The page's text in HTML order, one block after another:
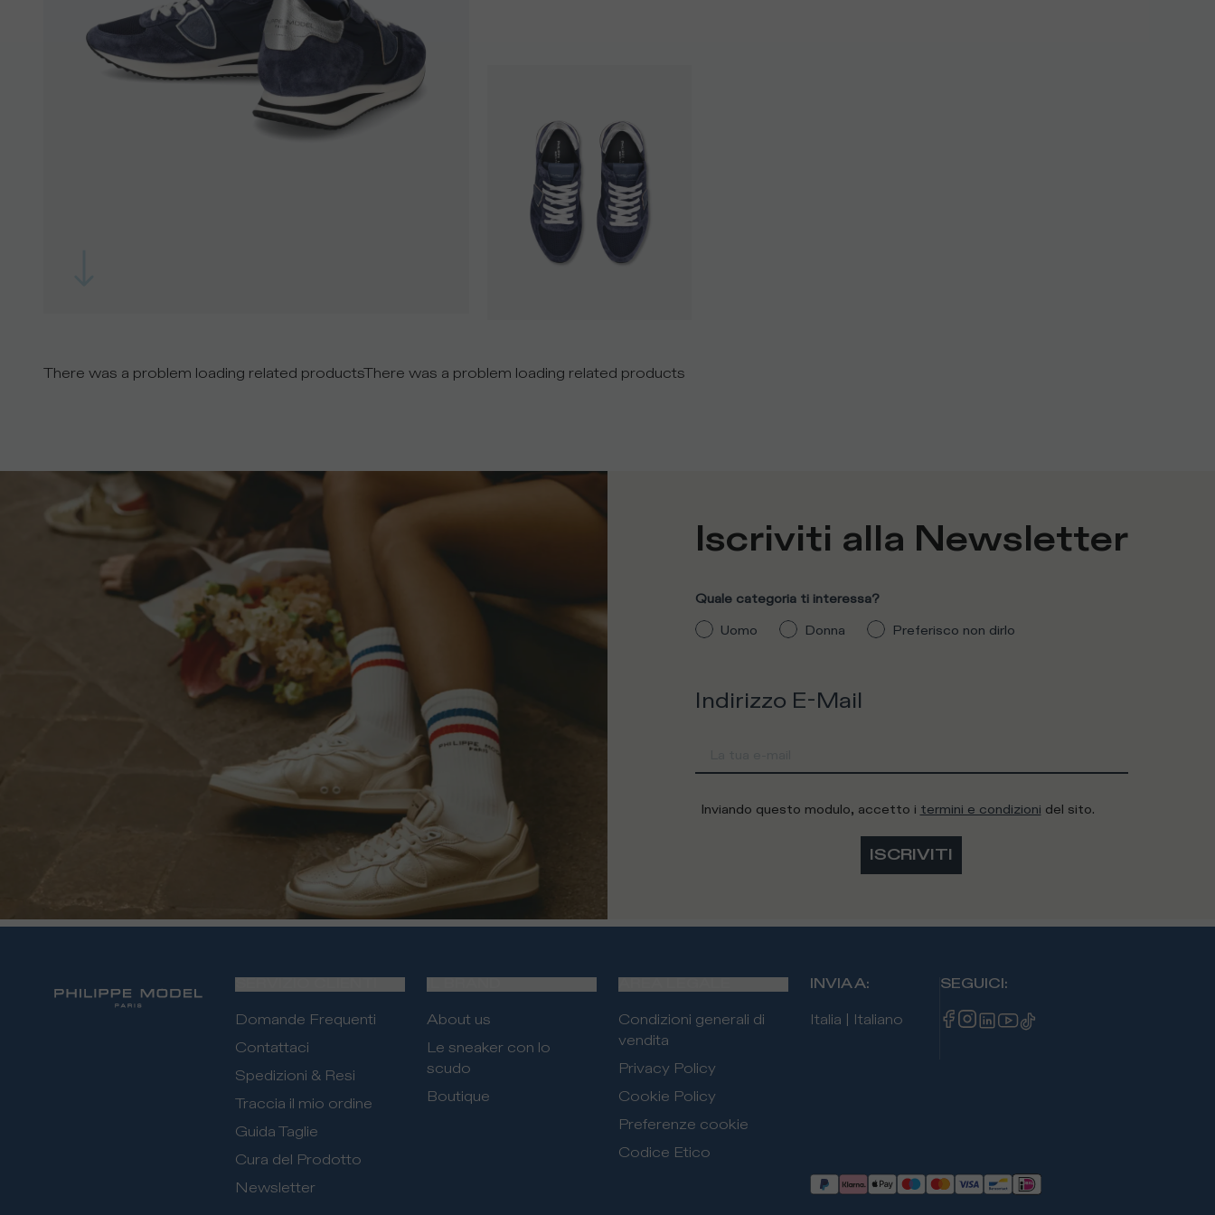
There was a problem loading related productsThere was a problem loading related products
Iscriviti alla Newsletter
Quale categoria ti interessa?
Uomo
Donna Preferisco non dirlo
Indirizzo E-Mail
Inviando questo modulo, accetto i termini e condizioni del sito.
ISCRIVITI
Domande Frequenti
Contattaci
Spedizioni & Resi
Traccia il mio ordine
Guida Taglie
Cura del Prodotto
Newsletter
About us
Le sneaker con lo
scudo
Boutique
Condizioni generali di
vendita
Privacy Policy
Cookie Policy
Preferenze cookie
Codice Etico
INVIA A:
Italia
Italiano
SEGUICI: